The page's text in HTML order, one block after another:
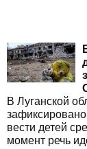
перебоям в
конфликта
напряженности,
Как проходят
Военные действия
украинские силы
В Луганской
вести детей
момент речь